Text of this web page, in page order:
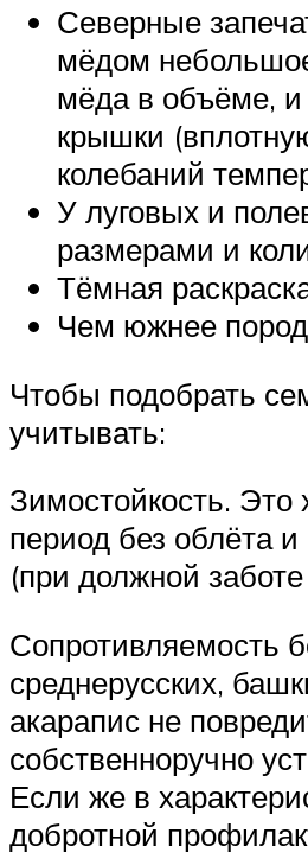
Северные
мёдом
мёда в объёме,
крышки
колебаний
У луговых и
размерами и
Тёмная
Чем южнее
Чтобы подобрать
учитывать:
Зимостойкость. Это
период без облёта
(при должной
Сопротивляемость
среднерусских,
акарапис не
собственноручно
Если же в
добротной